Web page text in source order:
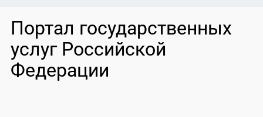
Портал государственных
услуг Российской
Федерации